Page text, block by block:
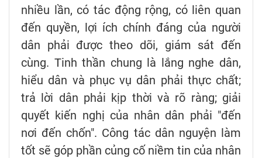
nhiều lần, có tác động rộng, có liên quan
đến quyền, lợi ích chính đáng của người
dân phải được theo dõi, giám sát đến
cùng. Tinh thần chung là lắng nghe dân,
hiểu dân và phục vụ dân phải thực chất;
trả lời dân phải kịp thời và rõ ràng; giải
quyết kiến nghị của nhân dân phải "đến
nơi đến chốn". Công tác dân nguyện làm
tốt sẽ góp phần củng cố niềm tin của nhân